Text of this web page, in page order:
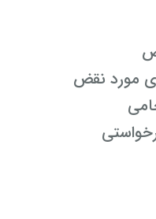
مورد نقض